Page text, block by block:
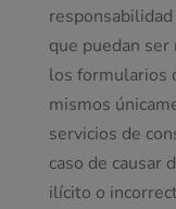
que puedan ser
los formularios
mismos
servicios de
caso de causar
ilícito o